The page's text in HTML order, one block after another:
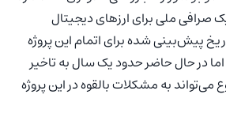
تابستان سال ۲۰۲۳ یک صرافی ملی برای ارزهای دیجیتال
پیش‌بینی شده برای اتمام این پروژه
سال ۲۰۲۲ بود، اما در حال حاضر حدود یک سال به تاخیر
به مشکلات بالقوه در این پروژه